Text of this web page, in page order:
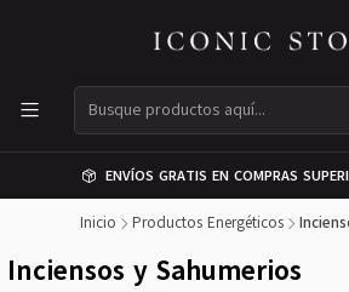
ENVÍOS GRATIS EN COMPRAS
Inicio Productos Energéticos
Inciensos y Sahumerios